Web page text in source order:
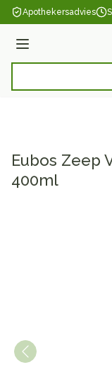
Ga naar de inhoud
Apothekersadvies
Menu
Eubos Zeep
400ml